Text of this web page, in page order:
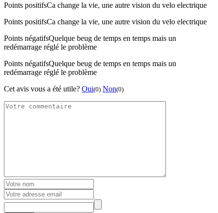
Points positifsCa change la vie, une autre vision du velo electrique
Points positifsCa change la vie, une autre vision du velo electrique
Points négatifsQuelque beug de temps en temps mais un
redémarrage réglé le problème
Points négatifsQuelque beug de temps en temps mais un
redémarrage réglé le problème
Cet avis vous a été utile? Oui(0) Non(0)